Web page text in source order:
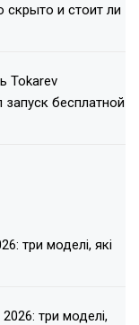
скрыто и стоит ли
Tokarev
бесплатной
три моделі, які
три моделі,